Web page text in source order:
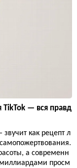
TikTok — вся правд
как рецепт л
а современн
миллиардами просм